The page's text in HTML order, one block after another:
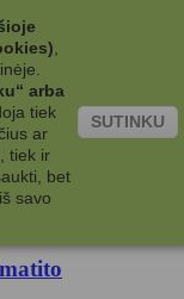
arba
tiek
ar
tiek ir
bet
savo
SUTINKU